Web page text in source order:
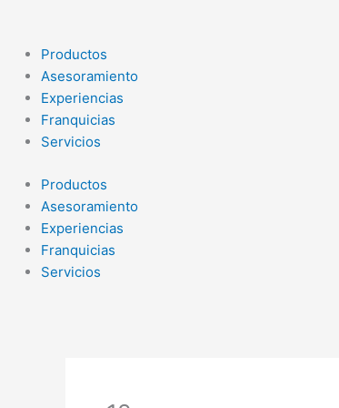
contenidoProductos
Asesoramiento
Experiencias
Franquicias
Servicios
Productos
Asesoramiento
Experiencias
Franquicias
Servicios